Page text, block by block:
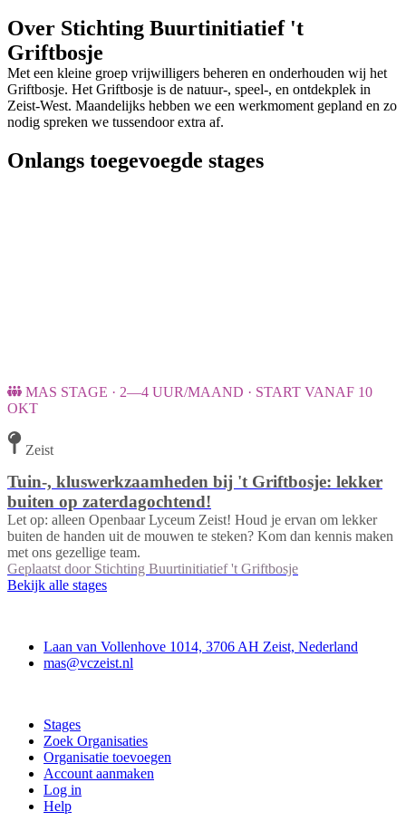
Over Stichting Buurtinitiatief 't
Griftbosje
Met een kleine groep vrijwilligers beheren en onderhouden wij het
Griftbosje. Het Griftbosje is de natuur-, speel-, en ontdekplek in
Zeist-West. Maandelijks hebben we een werkmoment gepland en zo
nodig spreken we tussendoor extra af.
Onlangs toegevoegde stages
MAS STAGE · 2—4 UUR/MAAND · START VANAF 10
OKT
Zeist
Tuin-, kluswerkzaamheden bij 't Griftbosje: lekker
buiten op zaterdagochtend!
Let op: alleen Openbaar Lyceum Zeist! Houd je ervan om lekker
buiten de handen uit de mouwen te steken? Kom dan kennis maken
met ons gezellige team.
Geplaatst door Stichting Buurtinitiatief 't Griftbosje
Bekijk alle stages
Laan van Vollenhove 1014, 3706 AH Zeist, Nederland
mas@vczeist.nl
Stages
Zoek Organisaties
Organisatie toevoegen
Account aanmaken
Log in
Help